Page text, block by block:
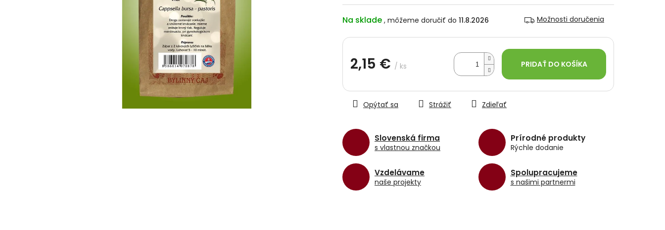
Na sklade 11.8.2026 Možnosti doručenia
2,15 € / ks
cena:
PRIDAŤ DO KOŠÍKA
Slovenská firma
s vlastnou značkou
Prírodné produkty
Rýchle dodanie
Vzdelávame
naše projekty
Spolupracujeme
s našimi partnermi
Opýtať sa Strážiť Zdieľať
hviezdičiek.